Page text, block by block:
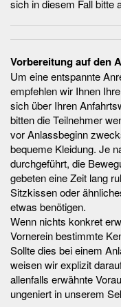
sich in diesem Fall bitte
Vorbereitung auf den
Um eine entspannte
empfehlen wir Ihnen
sich über Ihren
bitten die Teilnehmer
vor Anlassbeginn
bequeme Kleidung. Je
durchgeführt, die
gebeten eine Zeit lang
Sitzkissen oder
etwas benötigen.
Wenn nichts konkret
Vornerein bestimmte
Sollte dies bei einem
weisen wir explizit
allenfalls erwähnte
ungeniert in unserem